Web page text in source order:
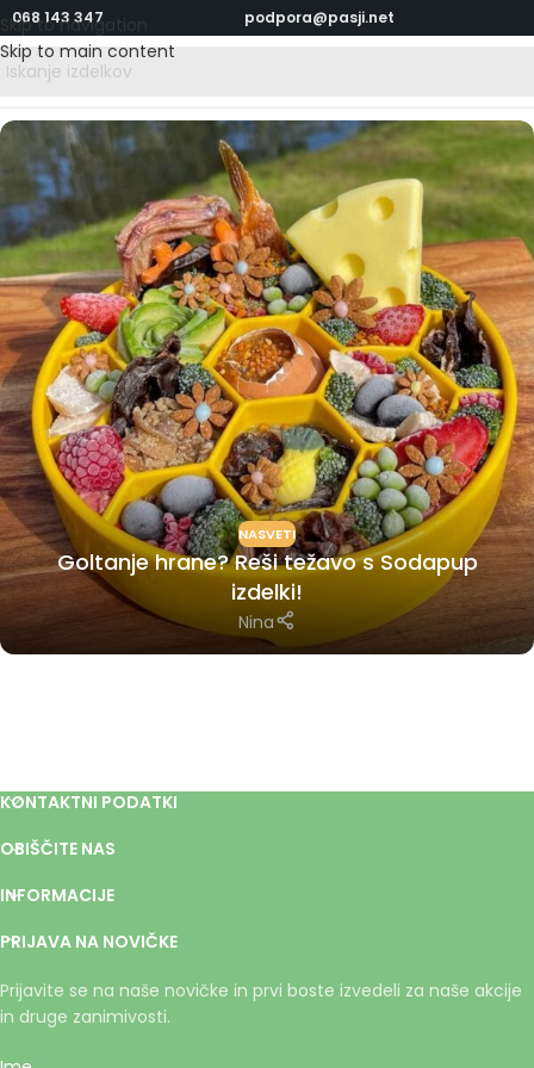
Skip to navigation
Skip to main content
068 143 347 podpora@pasji.net
NASVETI
Goltanje hrane? Reši težavo s Sodapup
izdelki!
Nina
KONTAKTNI PODATKI
OBIŠČITE NAS
INFORMACIJE
PRIJAVA NA NOVIČKE
Prijavite se na naše novičke in prvi boste izvedeli za naše akcije
in druge zanimivosti.